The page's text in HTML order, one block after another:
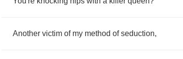
Another victim of my method of seduction,